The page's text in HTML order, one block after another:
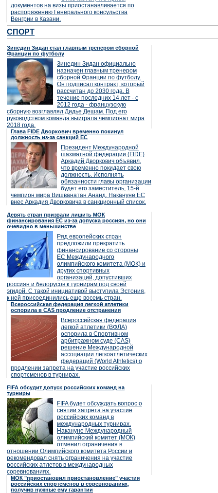
документов на визы приостанавливается по
распоряжению Генерального консульства
Венгрии в Казани.
СПОРТ
Зинедин Зидан стал главным тренером сборной
Франции по футболу
Зинедин Зидан официально
назначен главным тренером
сборной Франции по футболу.
Он подписал контракт, который
рассчитан до 2030 года. В
течение последних 14 лет - с
2012 года - французскую
сборную возглавлял Дидье Дешам. Под его
руководством команда выиграла чемпионат мира
2018 года.
Глава FIDE Дворкович временно покинул
должность из-за санкций ЕС
Президент Международной
шахматной федерации (FIDE)
Аркадий Дворкович объявил,
что временно покидает свою
должность. Исполнять
обязанности главы организации
будет его заместитель, 15-й
чемпион мира Вишванатан Ананд. Накануне ЕС
внес Аркадия Дворковича в санкционный список.
Девять стран призвали лишить МОК
финансирования ЕС из-за допуска россиян, но они
очевидно в меньшинстве
Ряд европейских стран
предложили прекратить
финансирование со стороны
ЕС Международного
олимпийского комитета (МОК) и
других спортивных
организаций, допустивших
россиян и белорусов к турнирам под своей
эгидой. С такой инициативой выступила Эстония,
к ней присоединились еще восемь стран.
Всероссийская федерация легкой атлетики
оспорила в CAS продление отстранения
Всероссийская федерация
легкой атлетики (ВФЛА)
оспорила в Спортивном
арбитражном суде (CAS)
решение Международной
ассоциации легкоатлетических
федераций (World Athletics) о
продлении запрета на участие российских
спортсменов в турнирах.
FIFA обсудит допуск российских команд на
турниры
FIFA будет обсуждать вопрос о
снятии запрета на участие
российских команд в
международных турнирах.
Накануне Международный
олимпийский комитет (МОК)
отменил ограничения в
отношении Олимпийского комитета России и
рекомендовал снять ограничения на участие
российских атлетов в международных
соревнованиях.
МОК "приостановил приостановление" участия
российских спортсменов в соревнованиях,
получив нужные ему гарантии